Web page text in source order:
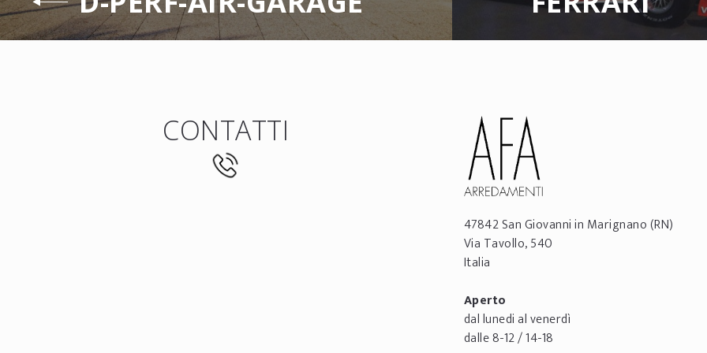
CONTATTI
47842San Giovanni in Marignano(RN)
Via Tavollo, 540
Italia
Aperto
dal lunedi al venerdì
dalle 8-12 / 14-18